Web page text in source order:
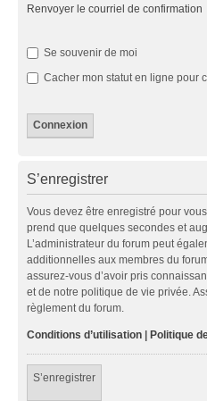
Renvoyer le courriel de confirmation
Se souvenir de moi
Cacher mon statut en ligne pour
S’enregistrer
Vous devez être enregistré pour
prend que quelques secondes et
L’administrateur du forum peut
additionnelles aux membres du
assurez-vous d’avoir pris
et de notre politique de vie privée.
règlement du forum.
Conditions d’utilisation | Politique
S’enregistrer